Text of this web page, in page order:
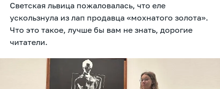
Светская львица пожаловалась, что еле
ускользнула из лап продавца «мохнатого золота».
Что это такое, лучше бы вам не знать, дорогие
читатели.